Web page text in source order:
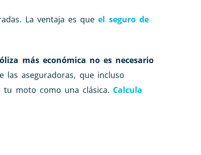
La ventaja es que el seguro de
más económica no es necesario
aseguradoras, que incluso
tu moto como una clásica. Calcula